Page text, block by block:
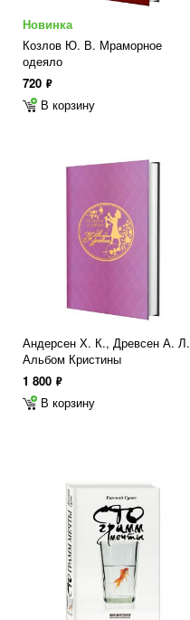
Новинка
Козлов Ю. В. Мраморное
одеяло
720 ф
В корзину
Андерсен Х. К., Древсен А. Л.
Альбом Кристины
1 800 ф
В корзину